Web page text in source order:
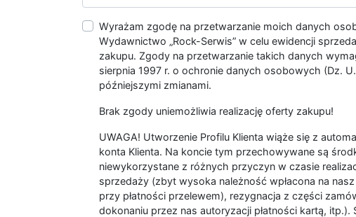
Wyrażam zgodę na przetwarzanie moich danych
Wydawnictwo „Rock-Serwis” w celu ewidencji
zakupu. Zgody na przetwarzanie takich danych
sierpnia 1997 r. o ochronie danych osobowych (Dz.
późniejszymi zmianami.
Brak zgody uniemożliwia realizację oferty zakupu!
UWAGA! Utworzenie Profilu Klienta wiąże się z
konta Klienta. Na koncie tym przechowywane są
niewykorzystane z różnych przyczyn w czasie
sprzedaży (zbyt wysoka należność wpłacona na
przy płatności przelewem), rezygnacja z części
dokonaniu przez nas autoryzacji płatności kartą, itp.).